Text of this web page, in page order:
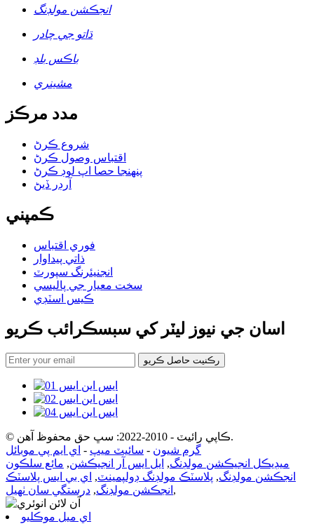
انجڪشن مولڊنگ
ڌاتو جي چادر
باڪس بلڊ
مشينري
مدد مرڪز
شروع ڪرڻ
اقتباس وصول ڪرڻ
پنهنجا حصا اپ لوڊ ڪرڻ
آرڊر ڏيڻ
ڪمپني
فوري اقتباس
ذاتي پيداوار
انجنيئرنگ سپورٽ
سخت معيار جي پاليسي
ڪيس اسٽڊي
اسان جي نيوز ليٽر کي سبسڪرائب ڪريو
رڪنيت حاصل ڪريو
© ڪاپي رائيٽ - 2010-2022: سڀ حق محفوظ آهن.
گرم شيون - سائيٽ ميپ - اي ايم پي موبائل
ميڊيڪل انجيڪشن مولڊنگ, ايل ايس آر انجيڪشن, مائع سلڪون
انجڪشن مولڊنگ, پلاسٽڪ مولڊنگ ڊولپمينٽ, اي بي ايس پلاسٽڪ
انجڪشن مولڊنگ, درستگي سان ٺهيل ,
اي ميل موڪليو